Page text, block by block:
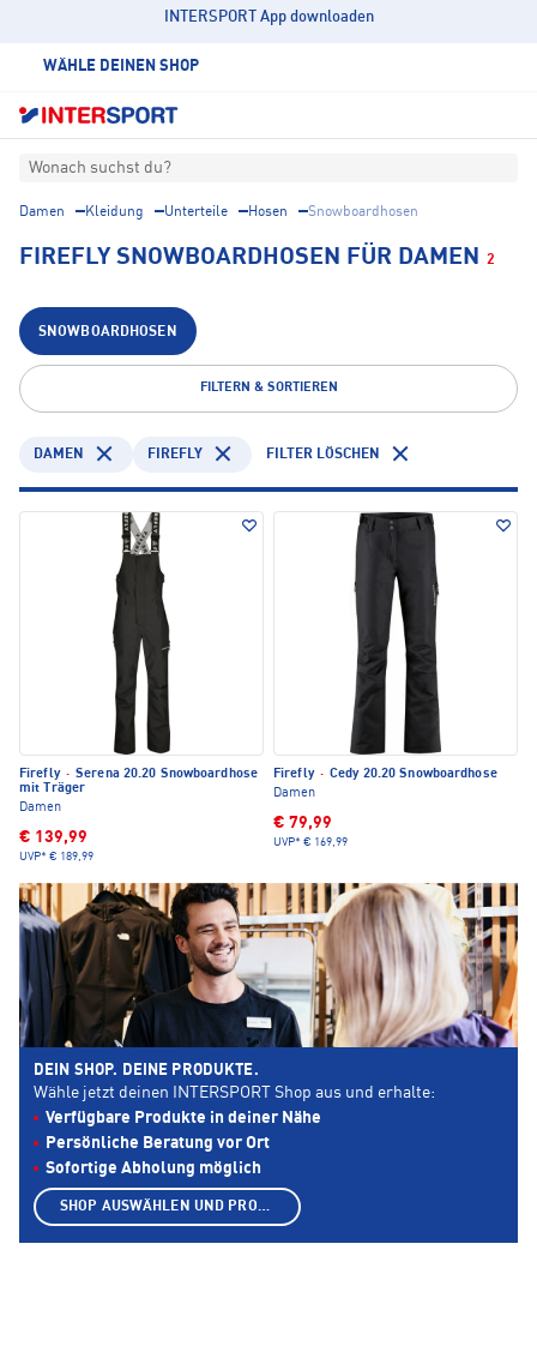
INTERSPORT App downloaden
WÄHLE DEINEN SHOP
Wonach suchst du?
Damen Kleidung Unterteile Hosen Snowboardhosen
FIREFLY SNOWBOARDHOSEN FÜR DAMEN 2
SNOWBOARDHOSEN
FILTERN & SORTIEREN
DAMEN FIREFLY FILTER LÖSCHEN
Firefly · Serena 20.20 Snowboardhose
mit Träger
Damen
€ 139,99
UVP* € 189,99
Firefly · Cedy 20.20 Snowboardhose
Damen
€ 79,99
UVP* € 169,99
DEIN SHOP. DEINE PRODUKTE.
Wähle jetzt deinen INTERSPORT Shop aus und erhalte:
Verfügbare Produkte in deiner Nähe
Persönliche Beratung vor Ort
Sofortige Abholung möglich
SHOP AUSWÄHLEN UND PRODUKTE ANZEIGEN